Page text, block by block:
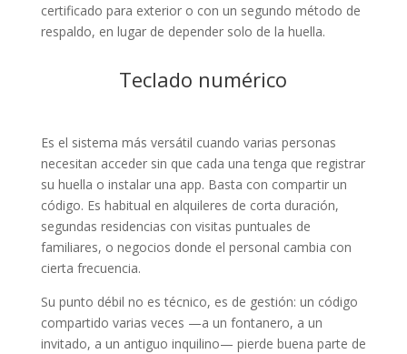
certificado para exterior o con un segundo método de
respaldo, en lugar de depender solo de la huella.
Teclado numérico
Es el sistema más versátil cuando varias personas
necesitan acceder sin que cada una tenga que registrar
su huella o instalar una app. Basta con compartir un
código. Es habitual en alquileres de corta duración,
segundas residencias con visitas puntuales de
familiares, o negocios donde el personal cambia con
cierta frecuencia.
Su punto débil no es técnico, es de gestión: un código
compartido varias veces —a un fontanero, a un
invitado, a un antiguo inquilino— pierde buena parte de